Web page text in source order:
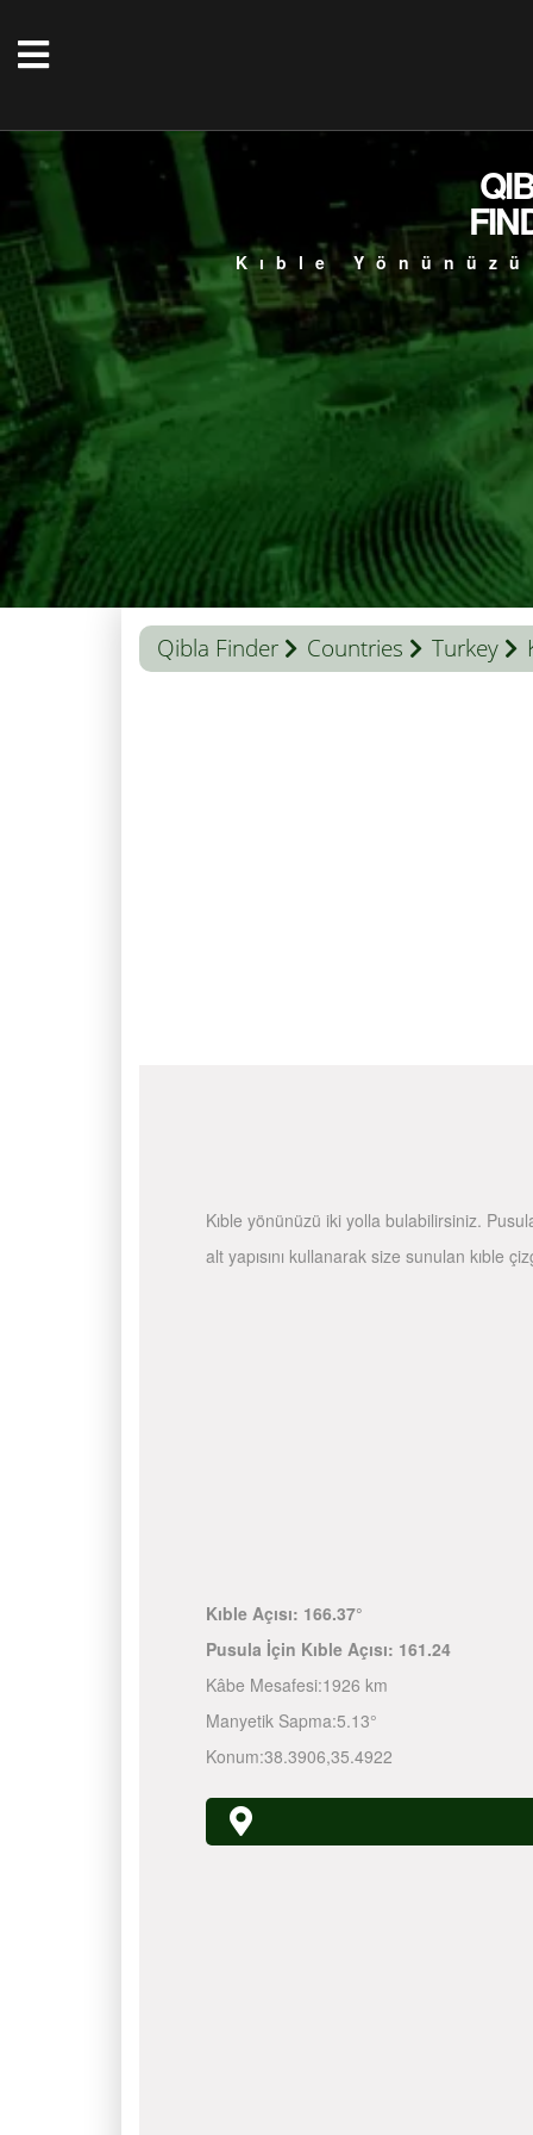
Kıble
Qibla Finder Countries Turkey
Kıble yönünüzü iki yolla bulabilirsiniz.
alt yapısını kullanarak size sunulan kıble
Kıble Açısı: 166.37°
Pusula İçin Kıble Açısı: 161.24
Kâbe Mesafesi:1926 km
Manyetik Sapma:5.13°
Konum:38.3906,35.4922